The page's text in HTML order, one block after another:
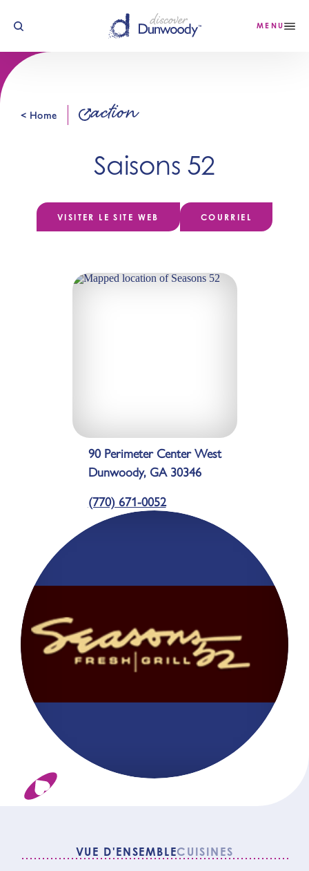
Skip to content MENU
< Home action
Saisons 52
VISITER LE SITE WEB COURRIEL
90 Perimeter Center West
Dunwoody, GA 30346
(770) 671-0052
VUE D'ENSEMBLECUISINES